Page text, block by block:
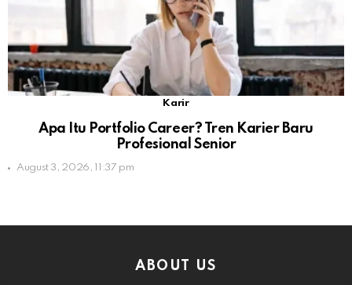
Karir
Apa Itu Portfolio Career? Tren Karier Baru
Profesional Senior
August 3, 2026, 11:37 pm
ABOUT US